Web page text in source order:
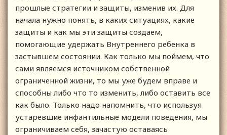
прошлые стратегии и защиты, изменив их. Для
начала нужно понять, в каких ситуациях, какие
защиты и как мы эти защиты создаем,
помогающие удержать Внутреннего ребенка в
застывшем состоянии. Как только мы поймем, что
сами являемся источником собственной
ограниченной жизни, то мы уже будем вправе и
способны либо что то изменить, либо оставить все
как было. Только надо напомнить, что используя
устаревшие инфантильные модели поведения, мы
ограничиваем себя, зачастую оставаясь